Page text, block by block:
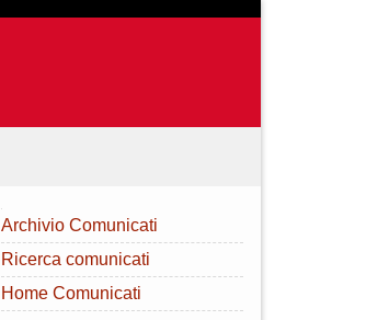
Archivio Comunicati
Ricerca comunicati
Home Comunicati